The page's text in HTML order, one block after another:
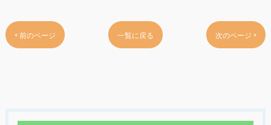
< 前のページ 一覧に戻る 次のページ >